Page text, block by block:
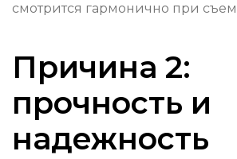
смотрится гармонично при
Причина 2:
прочность и
надежность